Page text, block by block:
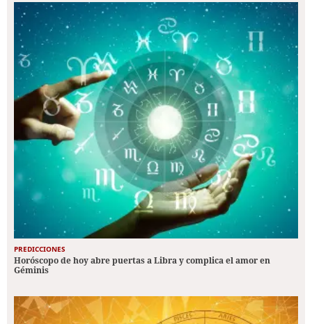
PREDICCIONES
Horóscopo de hoy abre puertas a Libra y complica el amor en
Géminis